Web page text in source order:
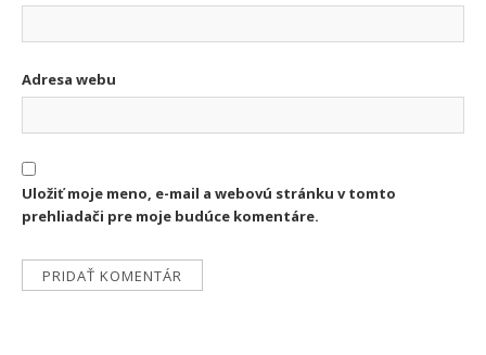
Adresa webu
Uložiť moje meno, e-mail a webovú stránku v tomto
prehliadači pre moje budúce komentáre.